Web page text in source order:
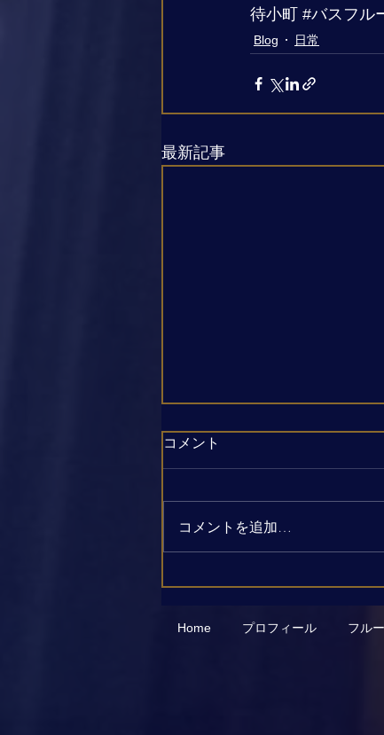
待小町
#バスフル
Blog 日常
最新記事
コメント
コメントを追加…
Home プロフィール フル